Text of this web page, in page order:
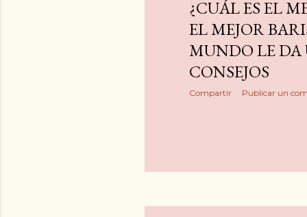
¿CUÁL ES EL
EL MEJOR
MUNDO LE DA
CONSEJOS
Compartir Publicar un